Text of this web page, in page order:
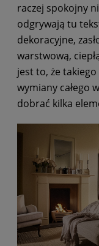
raczej spokojny
odgrywają tu
dekoracyjne,
warstwową,
jest to, że
wymiany całego
dobrać kilka